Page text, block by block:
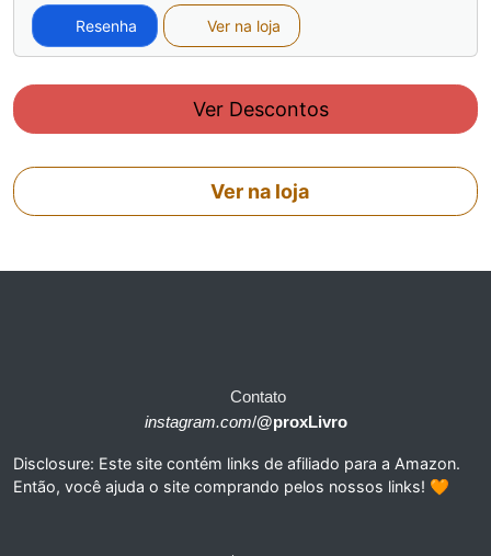
Resenha Ver na loja
Ver Descontos
Ver na loja
Contato
instagram.com/@proxLivro
Disclosure: Este site contém links de afiliado para a Amazon.
Então, você ajuda o site comprando pelos nossos links! 🧡